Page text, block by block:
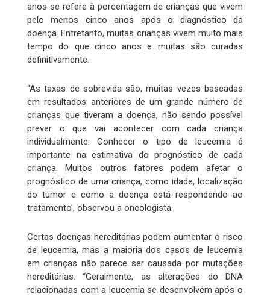
anos se refere à porcentagem de crianças que vivem
pelo menos cinco anos após o diagnóstico da
doença. Entretanto, muitas crianças vivem muito mais
tempo do que cinco anos e muitas são curadas
definitivamente.
“As taxas de sobrevida são, muitas vezes baseadas
em resultados anteriores de um grande número de
crianças que tiveram a doença, não sendo possível
prever o que vai acontecer com cada criança
individualmente. Conhecer o tipo de leucemia é
importante na estimativa do prognóstico de cada
criança. Muitos outros fatores podem afetar o
prognóstico de uma criança, como idade, localização
do tumor e como a doença está respondendo ao
tratamento', observou a oncologista.
Certas doenças hereditárias podem aumentar o risco
de leucemia, mas a maioria dos casos de leucemia
em crianças não parece ser causada por mutações
hereditárias. “Geralmente, as alterações do DNA
relacionadas com a leucemia se desenvolvem após o